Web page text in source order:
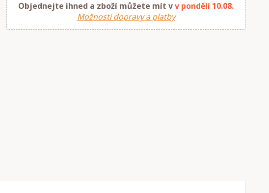
Objednejte ihned a zboží můžete mít vv pondělí 10.08.
Možnosti dopravy a platby